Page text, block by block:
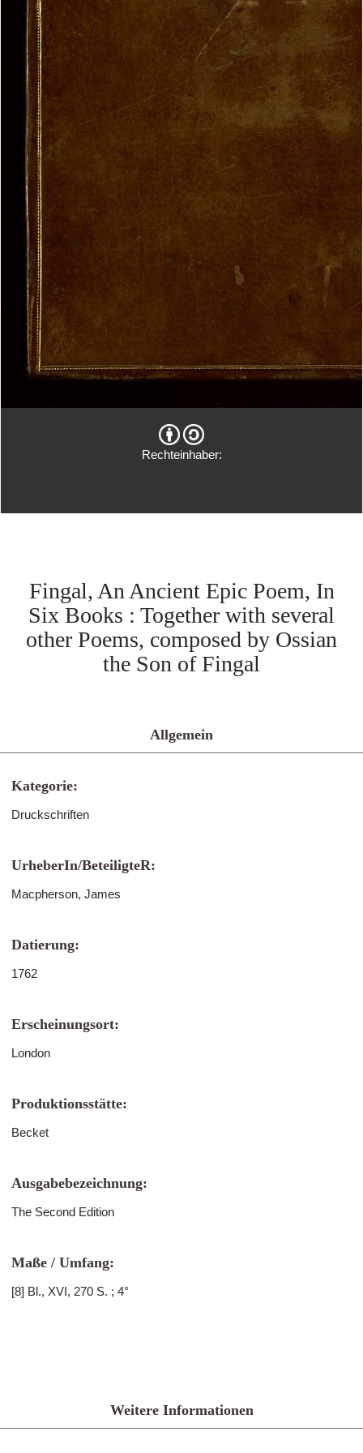
Rechteinhaber:
Fingal, An Ancient Epic Poem, In
Six Books : Together with several
other Poems, composed by Ossian
the Son of Fingal
Allgemein
Kategorie:
Druckschriften
UrheberIn/BeteiligteR:
Macpherson, James
Datierung:
1762
Erscheinungsort:
London
Produktionsstätte:
Becket
Ausgabebezeichnung:
The Second Edition
Maße / Umfang:
[8] Bl., XVI, 270 S. ; 4°
Weitere Informationen